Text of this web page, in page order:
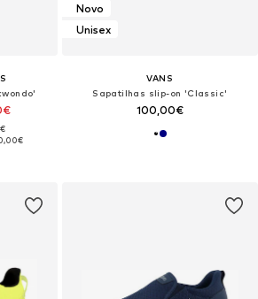
Novo
Unisex
VANS
Sapatilhas slip-on 'Classic'
100,00€